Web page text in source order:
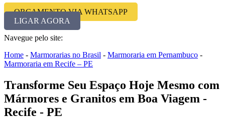
ORÇAMENTO VIA WHATSAPP
LIGAR AGORA
Navegue pelo site:
Home - Marmorarias no Brasil - Marmoraria em Pernambuco -
Marmoraria em Recife – PE
Transforme Seu Espaço Hoje Mesmo com
Mármores e Granitos em Boa Viagem -
Recife - PE